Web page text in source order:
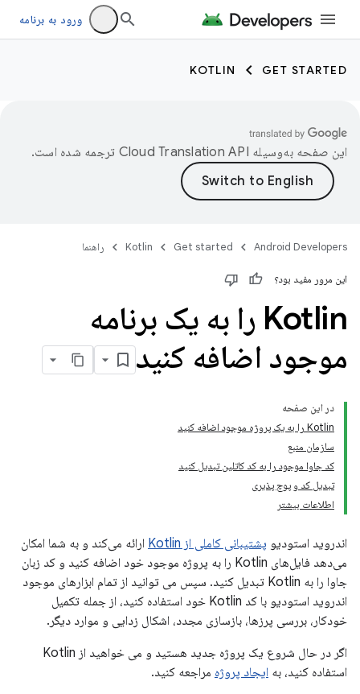
ورود به برنامه
GET STARTED
KOTLIN
این صفحه به‌وسیله ترجمه شده است.
Android Developers
Get started
Kotlin راهنما
این مرور مفید بود؟
Kotlin را به یک برنامه
موجود اضافه کنید
در این صفحه
Kotlin را به یک پروژه موجود اضافه کنید
سازمان منبع
کد جاوا موجود را به کد کاتلین تبدیل کنید
تبدیل کد و پوچ پذیری
اطلاعات بیشتر
اندروید استودیو پشتیبانی کاملی از Kotlin
ارائه می‌کند و به شما امکان
می‌دهد فایل‌های Kotlin را به پروژه موجود خود اضافه کنید و کد زبان
جاوا را به Kotlin تبدیل کنید. سپس می توانید از تمام ابزارهای موجود
اندروید استودیو با کد Kotlin خود استفاده کنید، از جمله تکمیل
خودکار، بررسی پرزها، بازسازی مجدد، اشکال زدایی و موارد دیگر.
اگر در حال شروع یک پروژه جدید هستید و می خواهید از Kotlin
استفاده کنید، به ایجاد پروژه مراجعه کنید.